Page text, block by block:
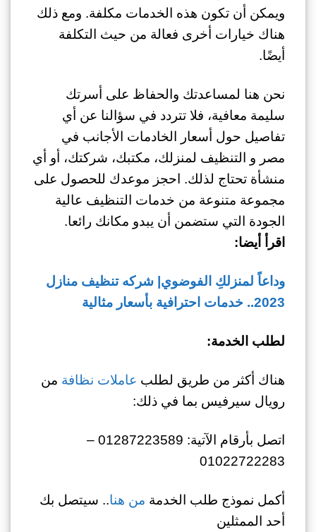
ويمكن أن تكون هذه الخدمات مكلفة. ومع ذلك
هناك خيارات أخرى فعالة من حيث التكلفة
أيضًا.
نحن هنا لمساعدتك والحفاظ على أسرتك
سليمة معافية، فلا تتردد في سؤالنا عن أي
تفاصيل حول أسعار الخادمات الأجانب في
مصر و التنظيف لمنزلك، مكتبك، شركتك، أو أي
منشأة تحتاج لذلك. احجز موعدك للحصول على
مجموعة متنوعة من خدمات التنظيف عالية
الجودة التي ستضمن أن يبدو مكانك رائعا.
اقرأ أيضا:
وداعاً لمنزلكِ الفوضوي| شركه تنظيف منازل
2023.. خدمات احترافية بأسعار مثالية
لطلب الخدمة:
هناك أكثر من طريق لطلب عاملات نظافة من
رويال سيرفيس بما في ذلك:
اتصل بأرقام الآتية: 01287223589 –
01022722283
أكمل نموذج طلب الخدمة من هنا.. سيتصل بك
أحد الممثلين